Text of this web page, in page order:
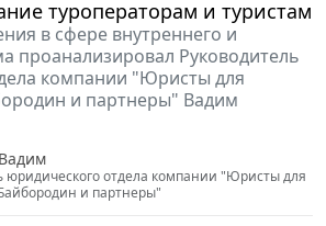
деятельности: может
на
юридической помощи и
нарушение требований
адвокат АП г.
Волошина.